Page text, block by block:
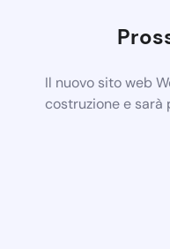
Il nuovo sito web
costruzione e